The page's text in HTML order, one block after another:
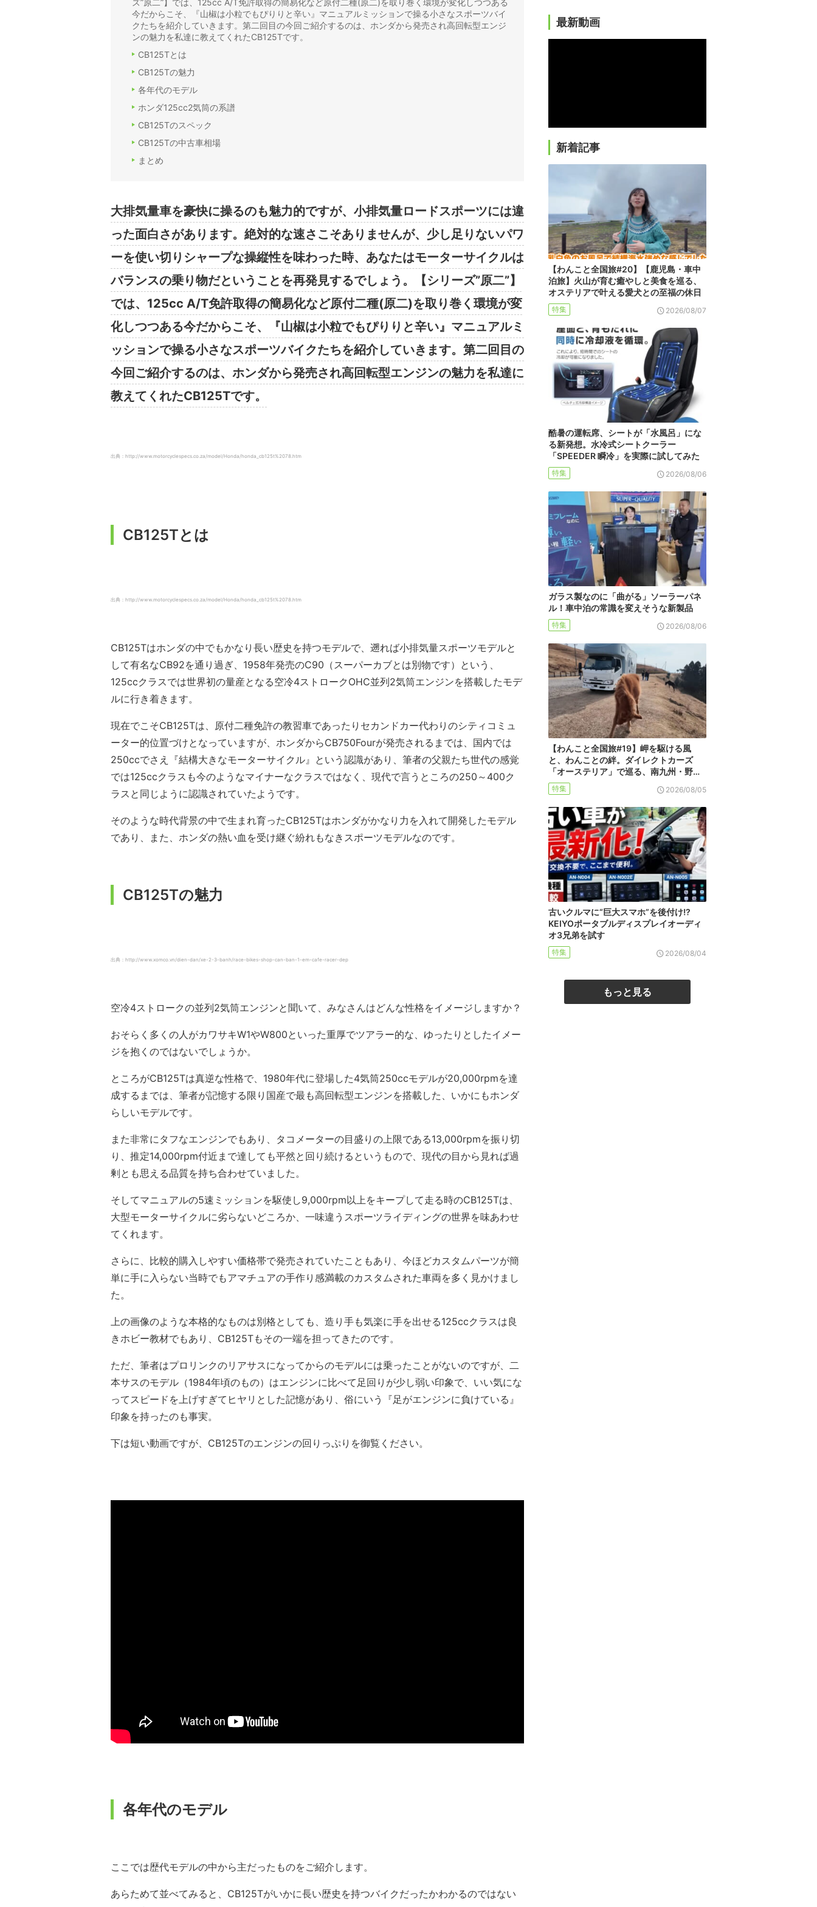
ズ”原二”】では、125cc A/T免許取得の簡易化など原付二種(原二)を取り巻く環境が変化しつつある
今だからこそ、『山椒は小粒でもぴりりと辛い』マニュアルミッションで操る小さなスポーツバイ
クたちを紹介していきます。第二回目の今回ご紹介するのは、ホンダから発売され高回転型エンジ
ンの魅力を私達に教えてくれたCB125Tです。
CB125Tとは
CB125Tの魅力
各年代のモデル
ホンダ125cc2気筒の系譜
CB125Tのスペック
CB125Tの中古車相場
まとめ
大排気量車を豪快に操るのも魅力的ですが、小排気量ロードスポーツには違
った面白さがあります。絶対的な速さこそありませんが、少し足りないパワ
ーを使い切りシャープな操縦性を味わった時、あなたはモーターサイクルは
バランスの乗り物だということを再発見するでしょう。【シリーズ”原二”】
では、125cc A/T免許取得の簡易化など原付二種(原二)を取り巻く環境が変
化しつつある今だからこそ、『山椒は小粒でもぴりりと辛い』マニュアルミ
ッションで操る小さなスポーツバイクたちを紹介していきます。第二回目の
今回ご紹介するのは、ホンダから発売され高回転型エンジンの魅力を私達に
教えてくれたCB125Tです。
出典：http://www.motorcyclespecs.co.za/model/Honda/honda_cb125t%2078.htm
CB125Tとは
出典：http://www.motorcyclespecs.co.za/model/Honda/honda_cb125t%2078.htm
CB125Tはホンダの中でもかなり長い歴史を持つモデルで、遡れば小排気量スポーツモデルと
して有名なCB92を通り過ぎ、1958年発売のC90（スーパーカブとは別物です）という、
125ccクラスでは世界初の量産となる空冷4ストロークOHC並列2気筒エンジンを搭載したモデ
ルに行き着きます。
現在でこそCB125Tは、原付二種免許の教習車であったりセカンドカー代わりのシティコミュ
ーター的位置づけとなっていますが、ホンダからCB750Fourが発売されるまでは、国内では
250ccでさえ『結構大きなモーターサイクル』という認識があり、筆者の父親たち世代の感覚
では125ccクラスも今のようなマイナーなクラスではなく、現代で言うところの250～400ク
ラスと同じように認識されていたようです。
そのような時代背景の中で生まれ育ったCB125Tはホンダがかなり力を入れて開発したモデル
であり、また、ホンダの熱い血を受け継ぐ紛れもなきスポーツモデルなのです。
CB125Tの魅力
出典：http://www.xomco.vn/dien-dan/xe-2-3-banh/race-bikes-shop-can-ban-1-em-cafe-racer-dep
空冷4ストロークの並列2気筒エンジンと聞いて、みなさんはどんな性格をイメージしますか？
おそらく多くの人がカワサキW1やW800といった重厚でツアラー的な、ゆったりとしたイメー
ジを抱くのではないでしょうか。
ところがCB125Tは真逆な性格で、1980年代に登場した4気筒250ccモデルが20,000rpmを達
成するまでは、筆者が記憶する限り国産で最も高回転型エンジンを搭載した、いかにもホンダ
らしいモデルです。
また非常にタフなエンジンでもあり、タコメーターの目盛りの上限である13,000rpmを振り切
り、推定14,000rpm付近まで達しても平然と回り続けるというもので、現代の目から見れば過
剰とも思える品質を持ち合わせていました。
そしてマニュアルの5速ミッションを駆使し9,000rpm以上をキープして走る時のCB125Tは、
大型モーターサイクルに劣らないどころか、一味違うスポーツライディングの世界を味あわせ
てくれます。
さらに、比較的購入しやすい価格帯で発売されていたこともあり、今ほどカスタムパーツが簡
単に手に入らない当時でもアマチュアの手作り感満載のカスタムされた車両を多く見かけまし
た。
上の画像のような本格的なものは別格としても、造り手も気楽に手を出せる125ccクラスは良
きホビー教材でもあり、CB125Tもその一端を担ってきたのです。
ただ、筆者はプロリンクのリアサスになってからのモデルには乗ったことがないのですが、二
本サスのモデル（1984年頃のもの）はエンジンに比べて足回りが少し弱い印象で、いい気にな
ってスピードを上げすぎてヒヤリとした記憶があり、俗にいう『足がエンジンに負けている』
印象を持ったのも事実。
下は短い動画ですが、CB125Tのエンジンの回りっぷりを御覧ください。
各年代のモデル
ここでは歴代モデルの中から主だったものをご紹介します。
あらためて並べてみると、CB125Tがいかに長い歴史を持つバイクだったかわかるのではない
最新動画
新着記事
【わんこと全国旅#20】【鹿児島・車中
泊旅】火山が育む癒やしと美食を巡る、
オステリアで叶える愛犬との至福の休日
特集 2026/08/07
酷暑の運転席、シートが「水風呂」にな
る新発想。水冷式シートクーラー
「SPEEDER 瞬冷」を実際に試してみた
特集 2026/08/06
ガラス製なのに「曲がる」ソーラーパネ
ル！車中泊の常識を変えそうな新製品
特集 2026/08/06
【わんこと全国旅#19】岬を駆ける風
と、わんことの絆。ダイレクトカーズ
「オーステリア」で巡る、南九州・野…
特集 2026/08/05
古いクルマに“巨大スマホ”を後付け!?
KEIYOポータブルディスプレイオーディ
オ3兄弟を試す
特集 2026/08/04
もっと見る